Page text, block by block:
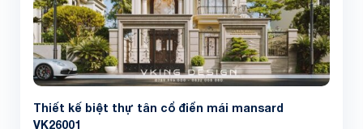
Thiết kế biệt thự tân cổ điển mái mansard
VK26001